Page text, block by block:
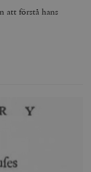
att förstå hans